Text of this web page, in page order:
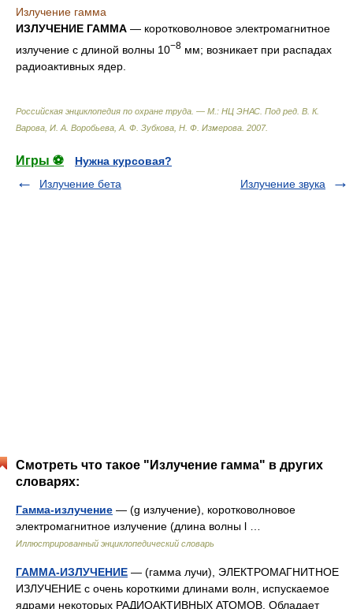
Излучение гамма
ИЗЛУЧЕНИЕ ГАММА — коротковолновое электромагнитное
излучение с длиной волны 10−8 мм; возникает при распадах
радиоактивных ядер.
Российская энциклопедия по охране труда. — М.: НЦ ЭНАС Под ред. В. К.
Варова, И. А. Воробьева, А. Ф. Зубкова, Н. Ф. Измерова 2007.
Игры ⚽
Нужна курсовая?
Излучение бета
Излучение звука
Смотреть что такое "Излучение гамма" в других
словарях:
Гамма-излучение — (g излучение), коротковолновое
электромагнитное излучение (длина волны l …
Иллюстрированный энциклопедический словарь
ГАММА-ИЗЛУЧЕНИЕ — (гамма лучи), ЭЛЕКТРОМАГНИТНОЕ
ИЗЛУЧЕНИЕ с очень короткими длинами волн, испускаемое
ядрами некоторых РАДИОАКТИВНЫХ АТОМОВ. Обладает